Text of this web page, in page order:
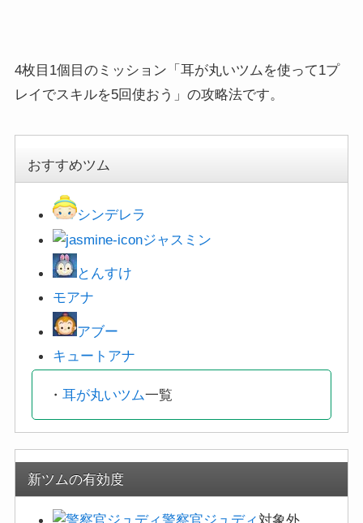
4枚目1個目のミッション「耳が丸いツムを使って1プ
レイでスキルを5回使おう」の攻略法です。
おすすめツム
シンデレラ
ジャスミン
とんすけ
モアナ
アブー
キュートアナ
・ 耳が丸いツム一覧
新ツムの有効度